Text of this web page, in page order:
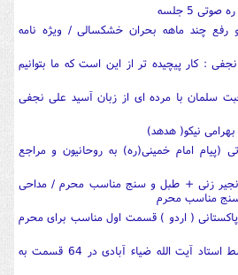
5 جلسه
رفع چند ماهه بحران خشکسالی / ویژه نامه
: کار پیچیده تر از این است که ما بتوانیم
سلمان با مرده ای از زبان آسید علی نجفی
نیکو( هدهد)
(پیام امام خمینی(ره) به روحانیون و مراجع
زنی + طبل و سنج مناسب محرم / مداحی
مناسب محرم
پاکستانی ( اردو ) قسمت اول مناسب برای محرم
شرح زیارت جامعه کبیره توسط استاد آیت الله ضیاء آبادی در 64 قسمت به